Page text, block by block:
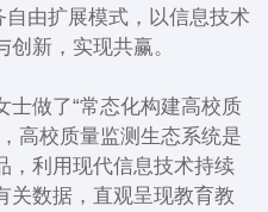
自由扩展模式，以信息技术
新，实现共赢。
士做了“常态化构建高校质
高校质量监测生态系统是
，利用现代信息技术持续
关数据，直观呈现教育教